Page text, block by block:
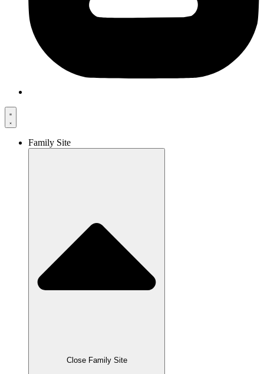
Family Site
Close Family Site